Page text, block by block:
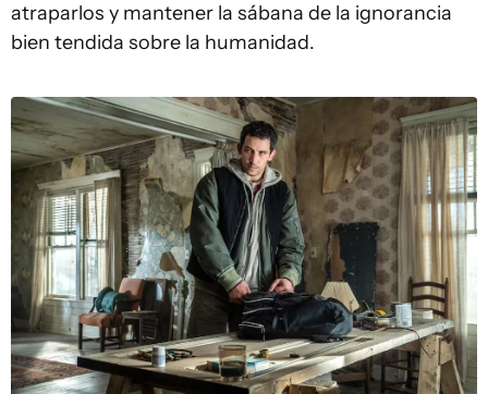
atraparlos y mantener la sábana de la ignorancia
bien tendida sobre la humanidad.